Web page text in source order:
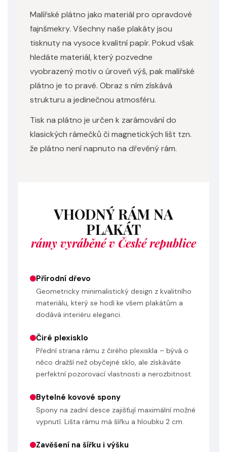
Malířské plátno jako materiál pro opravdové
fajnšmekry. Všechny naše plakáty jsou
tisknuty na vysoce kvalitní papír. Pokud však
hledáte materiál, který pozvedne
vyobrazený motiv o úroveň výš, pak malířské
plátno je to pravé. Obraz s ním získává
strukturu a jedinečnou atmosféru.
Tisk na plátno je určen k zarámování do
klasických rámečků či magnetických lišt tzn.
že plátno není napnuto na dřevěný rám.
VHODNÝ RÁM NA
PLAKÁT
rámy vyráběné v České republice
Přírodní dřevo
Geometricky minimalistický design z kvalitního
materiálu, který se hodí ke všem plakátům a
dodává interiéru eleganci.
Čiré plexisklo
Přední strana rámu z čirého plexiskla – bývá o
něco dražší než obyčejné sklo, ale získáváte
perfektní pozorovací vlastnosti a nerozbitnost.
Bytelné kovové spony
Spony na zadní desce zajišťují maximální možné
vypnutí. Lišta rámu má šířku a hloubku 2 cm.
Zavěšení na šířku i výšku